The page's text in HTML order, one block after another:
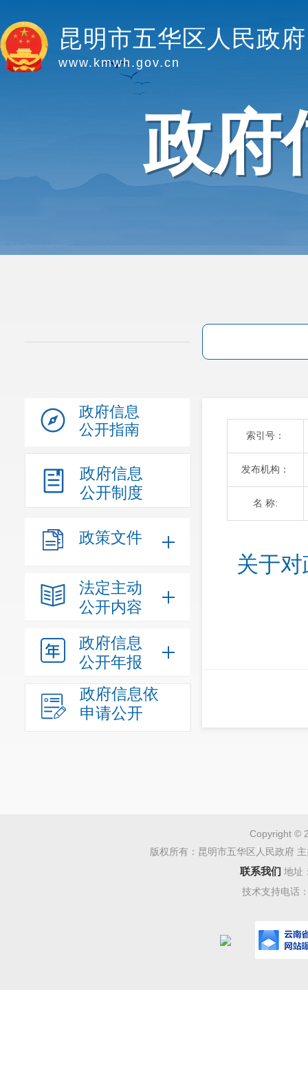
昆明市五华区人民政府
www.kmwh.gov.cn
政府
政府信息
公开指南
政府信息
公开制度
政策文件
法定主动
公开内容
政府信息
公开年报
政府信息依
申请公开
索引号：
发布机构：
名 称:
关于
Copyright ©
版权所有：昆明市五华区人民政府
联系我们 地址
技术支持电话